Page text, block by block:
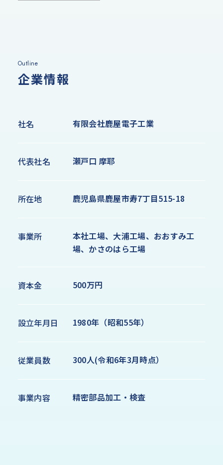
Outline
企業情報
社名 有限会社鹿屋電子工業
代表社名 瀬戸口 摩耶
所在地 鹿児島県鹿屋市寿7丁目515-18
事業所
本社工場、大浦工場、おおすみ工
場、かさのはら工場
資本金 500万円
設立年月日 1980年（昭和55年）
従業員数 300人(令和6年3月時点）
事業内容 精密部品加工・検査